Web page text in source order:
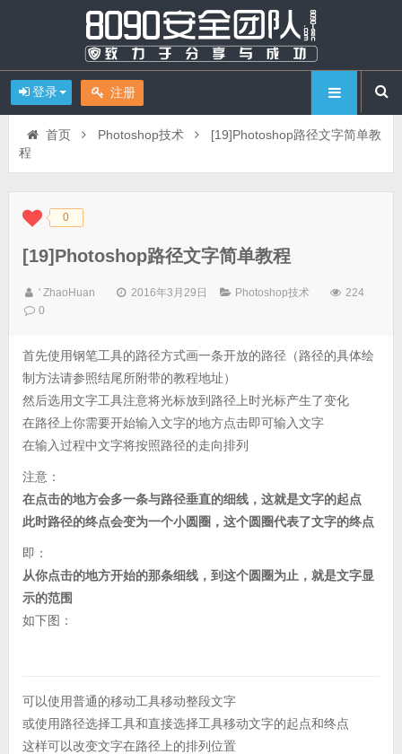
登录 注册
首页 Photoshop技术
[19]Photoshop路径文字简单教
程
◆◆ 0
[19]Photoshop路径文字简单教程
' ZhaoHuan 2016年3月29日 Photoshop技术
224
0
首先使用钢笔工具的路径方式画一条开放的路径（路径的具体绘
制方法请参照结尾所附带的教程地址）
然后选用文字工具注意将光标放到路径上时光标产生了变化
在路径上你需要开始输入文字的地方点击即可输入文字
在输入过程中文字将按照路径的走向排列
注意：
在点击的地方会多一条与路径垂直的细线，这就是文字的起点
此时路径的终点会变为一个小圆圈，这个圆圈代表了文字的终点
即：
从你点击的地方开始的那条细线，到这个圆圈为止，就是文字显
示的范围
如下图：
可以使用普通的移动工具移动整段文字
或使用路径选择工具和直接选择工具移动文字的起点和终点
这样可以改变文字在路径上的排列位置